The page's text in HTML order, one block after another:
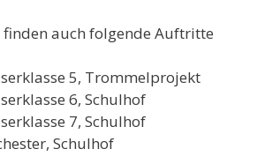
finden auch folgende Auftritte
5, Trommelprojekt
6, Schulhof
7, Schulhof
Schulhof